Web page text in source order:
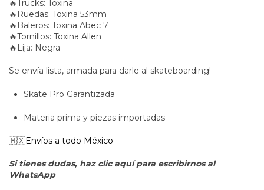
🔥Trucks: Toxina
🔥Ruedas: Toxina 53mm
🔥Baleros: Toxina Abec 7
🔥Tornillos: Toxina Allen
🔥Lija: Negra
Se envía lista, armada para darle al skateboarding!
Skate Pro Garantizada
Materia prima y piezas importadas
🇲🇽Envíos a todo México
Si tienes dudas, haz clic aquí para escribirnos al
WhatsApp